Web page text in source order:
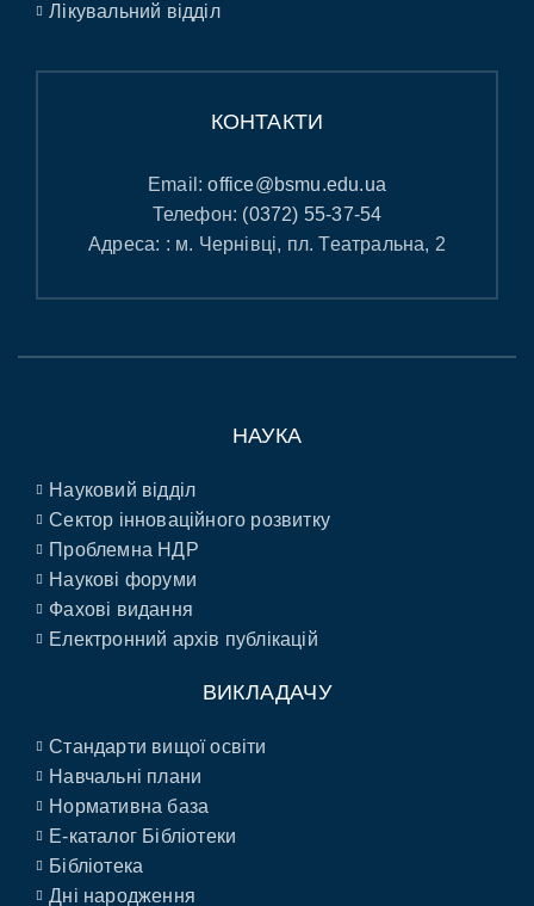
Лікувальний відділ
КОНТАКТИ
Email:office@bsmu.edu.ua
Телефон: (0372) 55-37-54
Адреса: : м. Чернівці, пл. Театральна, 2
НАУКА
Науковий відділ
Сектор інноваційного розвитку
Проблемна НДР
Наукові форуми
Фахові видання
Електронний архів публікацій
ВИКЛАДАЧУ
Стандарти вищої освіти
Навчальні плани
Нормативна база
E-каталог Бібліотеки
Бібліотека
Дні народження